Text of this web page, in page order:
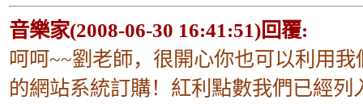
音樂家(2008-06-30 16:41:51)回覆:
呵呵~~劉老師，很開心你也可以利用我
的網站系統訂購！紅利點數我們已經列